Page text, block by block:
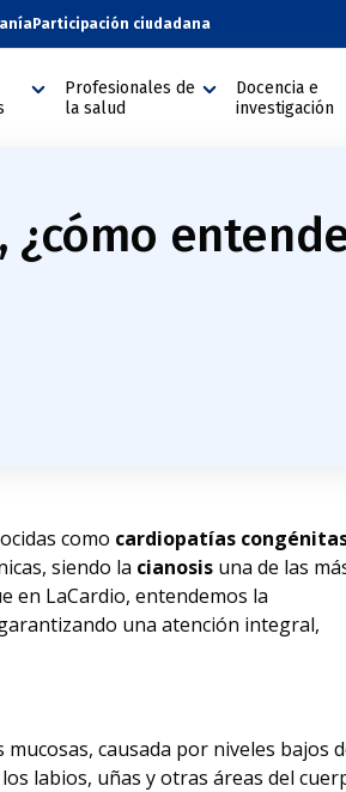
Participación ciudadana
Profesionales de
la salud
Docencia e
investigación
como cardiopatías
siendo la cianosis una de las
en LaCardio, entendemos la
una atención integral,
causada por niveles bajos
labios, uñas y otras áreas del